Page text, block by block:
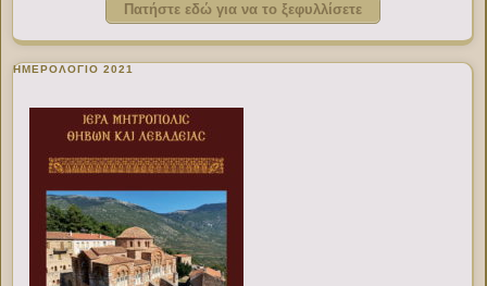
Πατήστε εδώ για να το ξεφυλλίσετε
ΗΜΕΡΟΛΟΓΙΟ 2021